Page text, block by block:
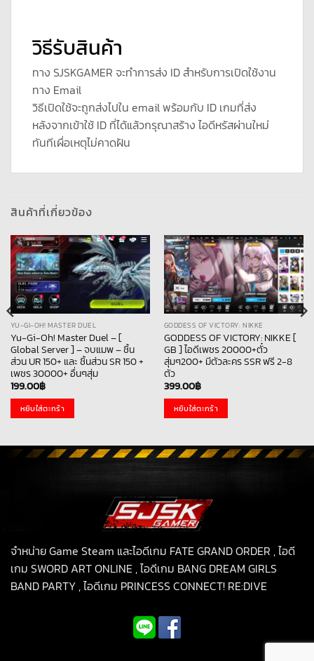
วิธีรับสินค้า
ทาง SJSKGAMER จะทำการส่ง ID สำหรับการเปิดใช้งาน
ทาง Email
วิธีเปิดใช้จะถูกส่งไปใน email พร้อมกับ ID เกมที่ส่ง
หลังจากเข้าใช้ ID ที่ได้แล้วกรุณาสร้าง ไอดีหรัสผ่านใหม่
ทันทีเผื่อเหตุไม่คาดฝัน
สินค้าที่เกี่ยวข้อง
YU-GI-OH! MASTER DUEL
Yu-Gi-Oh! Master Duel – [
Global Server ] – จบแมพ – ชิ้น
ส่วน UR 150+ และ ชิ้นส่วน SR 150 +
เพชร 30000+ อื่นๆสุ่ม
199.00฿
หยิบใส่ตะกร้า
GODDESS OF VICTORY: NIKKE
GODDESS OF VICTORY: NIKKE [
GB ] ไอดีเพชร 20000+ตั๋ว
สุ่มๆ200+ มีตัวละคร SSR ฟรี 2-8
ตัว
399.00฿
หยิบใส่ตะกร้า
จำหน่าย Game Steam และไอดีเกม FATE GRAND ORDER , ไอดี
เกม SWORD ART ONLINE , ไอดีเกม BANG DREAM GIRLS
BAND PARTY , ไอดีเกม PRINCESS CONNECT! RE:DIVE